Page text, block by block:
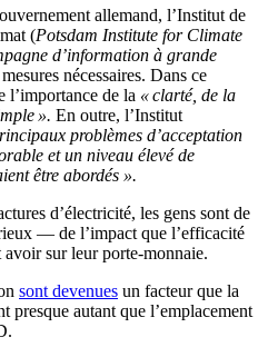
allemand, l’Institut de
(Potsdam Institute for Climate
d’information à grande
nécessaires. Dans ce
l’importance de la « clarté, de la
». En outre, l’Institut
problèmes d’acceptation
et un niveau élevé de
être abordés ».
d’électricité, les gens sont de
— de l’impact que l’efficacité
sur leur porte-monnaie.
sont devenues un facteur que la
presque autant que l’emplacement